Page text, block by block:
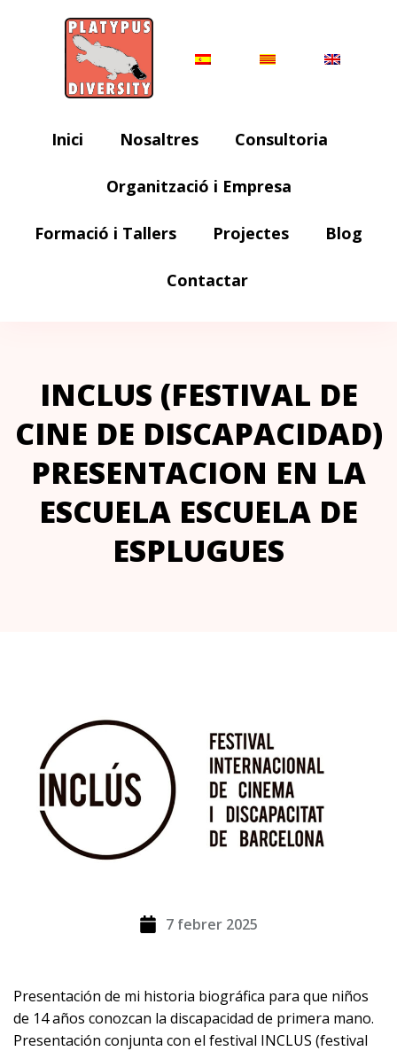
Inici Nosaltres Consultoria
Organització i Empresa
Formació i Tallers Projectes Blog
Contactar
INCLUS (FESTIVAL DE
CINE DE DISCAPACIDAD)
PRESENTACION EN LA
ESCUELA ESCUELA DE
ESPLUGUES
7 febrer 2025
Presentación de mi historia biográfica para que niños
de 14 años conozcan la discapacidad de primera mano.
Presentación conjunta con el festival INCLUS (festival